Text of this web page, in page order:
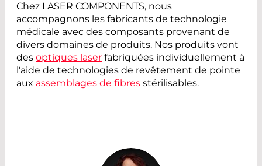
Chez LASER COMPONENTS, nous
accompagnons les fabricants de technologie
médicale avec des composants provenant de
divers domaines de produits. Nos produits vont
des optiques laser fabriquées individuellement à
l'aide de technologies de revêtement de pointe
aux assemblages de fibres stérilisables.